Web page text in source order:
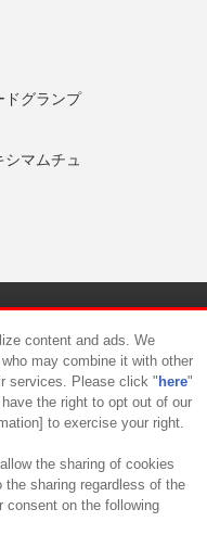
ドグランプ
マムチュ
タマーハラスメント対応方針
content and ads. We
may combine it with other
services. Please click " here"
the right to opt out of our
to exercise your right.
the sharing of cookies
sharing regardless of the
consent on the following